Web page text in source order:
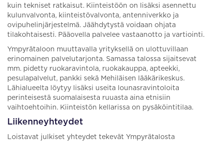
kuin tekniset ratkaisut. Kiinteistöön on lisäksi asennettu
kulunvalvonta, kiinteistövalvonta, antenniverkko ja
ovipuhelinjärjestelmä. Jäähdytystä voidaan ohjata
tilakohtaisesti. Pääovella palvelee vastaanotto ja vartiointi.
Ympyrätaloon muuttavalla yrityksellä on ulottuvillaan
erinomainen palvelutarjonta. Samassa talossa sijaitsevat
mm. pidetty ruokaravintola, ruokakauppa, apteekki,
pesulapalvelut, pankki sekä Mehiläisen lääkärikeskus.
Lähialueelta löytyy lisäksi useita lounasravintoloita
perinteisestä suomalaisesta ruuasta aina etnisiin
vaihtoehtoihin. Kiinteistön kellarissa on pysäköintitilaa.
Liikenneyhteydet
Loistavat julkiset yhteydet tekevät Ympyrätalosta